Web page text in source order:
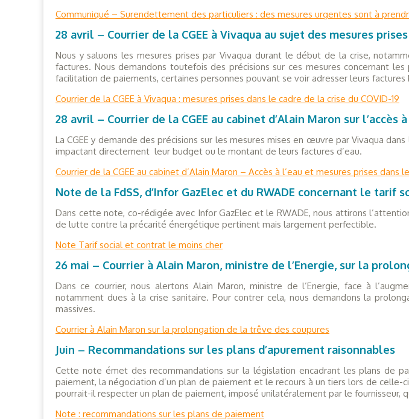
Communiqué – Surendettement des particuliers : des mesures urgentes sont à
28 avril – Courrier de la CGEE à Vivaqua au sujet des mesures prises
Nous y saluons les mesures prises par Vivaqua durant le début de la crise,
factures. Nous demandons toutefois des précisions sur ces mesures concernant
facilitation de paiements, certaines personnes pouvant se voir adresser leurs factures
Courrier de la CGEE à Vivaqua : mesures prises dans le cadre de la crise du COVID-19
28 avril – Courrier de la CGEE au cabinet d’Alain Maron sur
La CGEE y demande des précisions sur les mesures mises en œuvre par Vivaqua
impactant directement leur budget ou le montant de leurs factures d’eau.
Courrier de la CGEE au cabinet d’Alain Maron – Accès à l’eau et mesures prises dans
Note de la FdSS, d’Infor GazElec et du RWADE concernant le
Dans cette note, co-rédigée avec Infor GazElec et le RWADE, nous attirons
de lutte contre la précarité énergétique pertinent mais largement perfectible.
Note Tarif social et contrat le moins cher
26 mai – Courrier à Alain Maron, ministre de l’Energie, sur la
Dans ce courrier, nous alertons Alain Maron, ministre de l’Energie, face à
notamment dues à la crise sanitaire. Pour contrer cela, nous demandons la
massives.
Courrier à Alain Maron sur la prolongation de la trêve des coupures
Juin – Recommandations sur les plans d’apurement raisonnables
Cette note émet des recommandations sur la législation encadrant les plans de
paiement, la négociation d’un plan de paiement et le recours à un tiers lors de
pourrait-il respecter un plan de paiement, imposé unilatéralement par le fournisseur,
Note : recommandations sur les plans de paiement